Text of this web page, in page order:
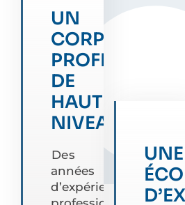
UN
CORPS
PROFESSORAL
DE
HAUT
NIVEAU
Des
années
d’expérience
UNE